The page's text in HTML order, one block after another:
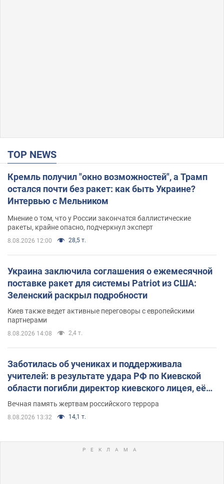
TOP NEWS
Кремль получил "окно возможностей", а Трамп
остался почти без ракет: как быть Украине?
Интервью с Мельником
Мнение о том, что у России закончатся баллистические
ракеты, крайне опасно, подчеркнул эксперт
8.08.2026 12:00 28,5 т.
Украина заключила соглашения о ежемесячной
поставке ракет для системы Patriot из США:
Зеленский раскрыл подробности
Киев также ведет активные переговоры с европейскими
партнерами
8.08.2026 14:08 2,4 т.
Заботилась об учениках и поддерживала
учителей: в результате удара РФ по Киевской
области погибли директор киевского лицея, её
муж и внук
Вечная память жертвам российского террора
8.08.2026 13:32 14,1 т.